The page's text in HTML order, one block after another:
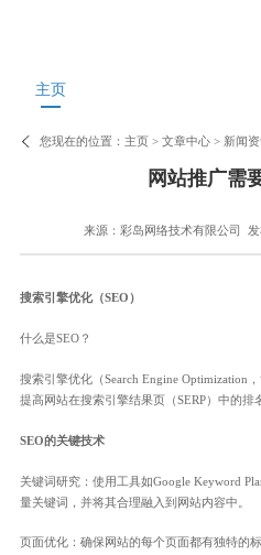
主页
您现在的位置： 主页 >文章中心 > 新闻
网站推广需
来源：彩岛网络技术有限公司
搜索引擎优化（SEO）
什么是SEO？
搜索引擎优化（Search Engine Optimization
提高网站在搜索引擎结果页（SERP）中的排
SEO的关键技术
关键词研究：使用工具如Google Keyword
量关键词，并将其合理融入到网站内容中。
页面优化：确保网站的每个页面都有独特的